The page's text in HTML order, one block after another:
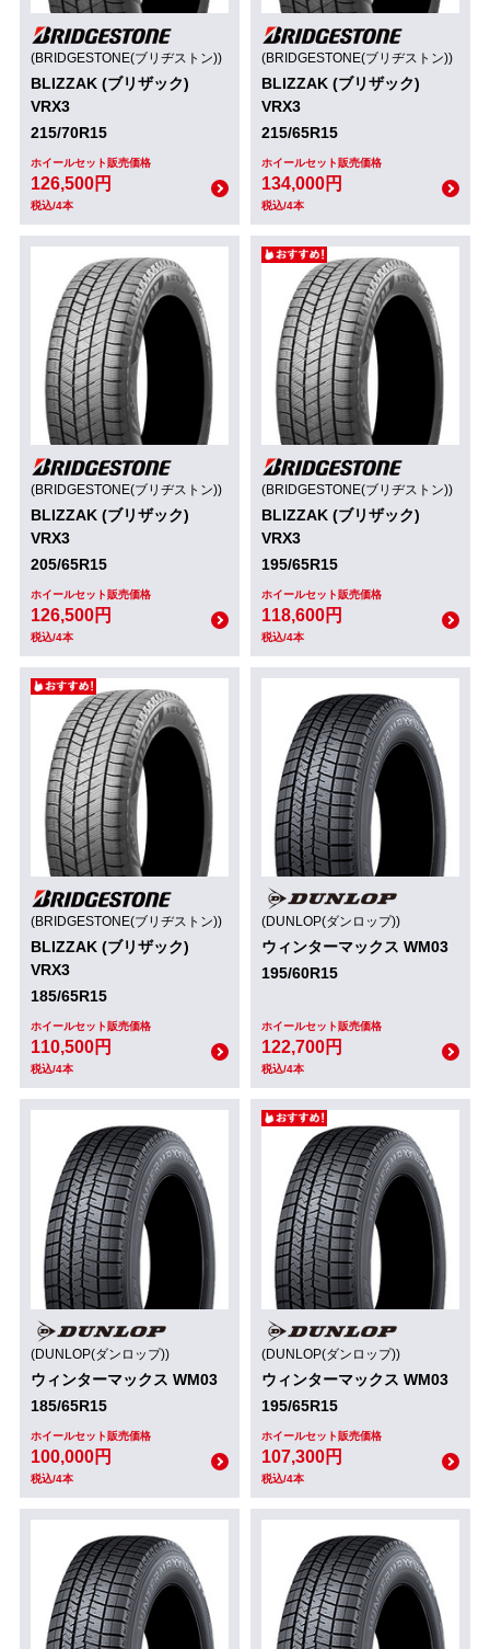
(BRIDGESTONE(ブリヂストン))
BLIZZAK (ブリザック)
VRX3
215/70R15
ホイールセット販売価格
126,500円
税込/4本
(BRIDGESTONE(ブリヂストン))
BLIZZAK (ブリザック)
VRX3
215/65R15
ホイールセット販売価格
134,000円
税込/4本
(BRIDGESTONE(ブリヂストン))
BLIZZAK (ブリザック)
VRX3
205/65R15
ホイールセット販売価格
126,500円
税込/4本
(BRIDGESTONE(ブリヂストン))
BLIZZAK (ブリザック)
VRX3
195/65R15
ホイールセット販売価格
118,600円
税込/4本
(BRIDGESTONE(ブリヂストン))
BLIZZAK (ブリザック)
VRX3
185/65R15
ホイールセット販売価格
110,500円
税込/4本
(DUNLOP(ダンロップ))
ウィンターマックス WM03
195/60R15
ホイールセット販売価格
122,700円
税込/4本
(DUNLOP(ダンロップ))
ウィンターマックス WM03
185/65R15
ホイールセット販売価格
100,000円
税込/4本
(DUNLOP(ダンロップ))
ウィンターマックス WM03
195/65R15
ホイールセット販売価格
107,300円
税込/4本